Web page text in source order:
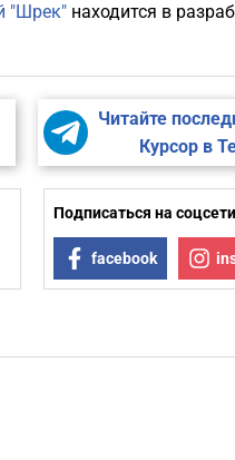
"Шрек" находится в
Читайте
Курсор в
Подписаться на
facebook